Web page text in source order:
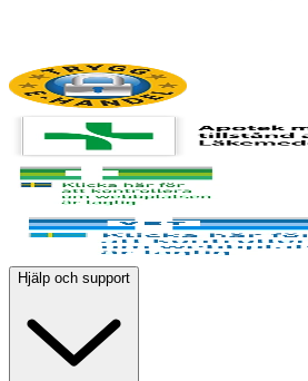
Hjälp och support